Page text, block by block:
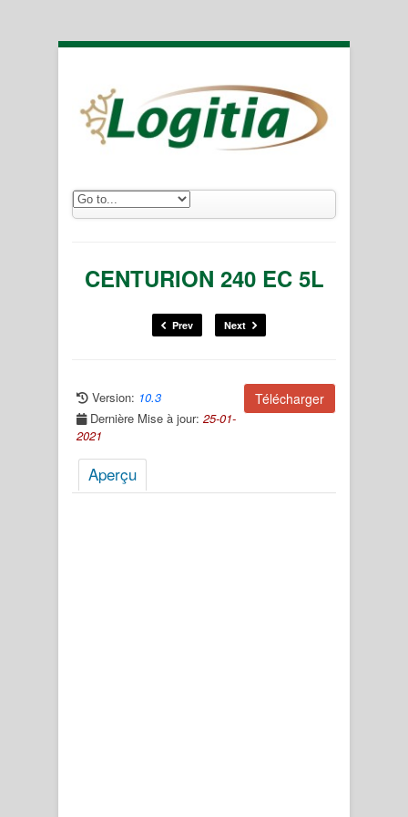
CENTURION 240 EC 5L
Prev Next
Télécharger
Version: 10.3
Dernière Mise à jour: 25-01-
2021
Aperçu